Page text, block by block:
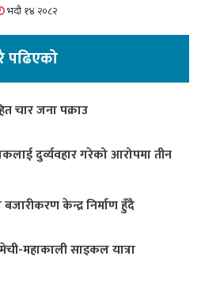
भदौ १४ २०८२
पढिएको
चार जना पक्राउ
दुर्व्यवहार गरेको आरोपमा तीन
केन्द्र निर्माण हुँदै
महाकाली साइकल यात्रा